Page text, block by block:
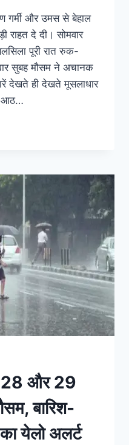
गर्मी और उमस से बेहाल
राहत दे दी। सोमवार
पूरी रात रुक-
सुबह मौसम ने अचानक
देखते ही देखते मूसलाधार
आठ…
28 और 29
बारिश-
येलो अलर्ट